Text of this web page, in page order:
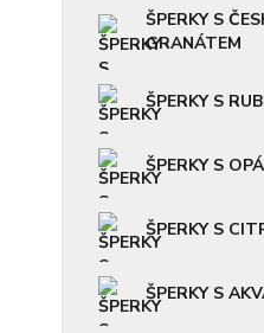
ŠPERKY S
GRANÁTEM
ŠPERKY S
ŠPERKY S
ŠPERKY S
ŠPERKY S